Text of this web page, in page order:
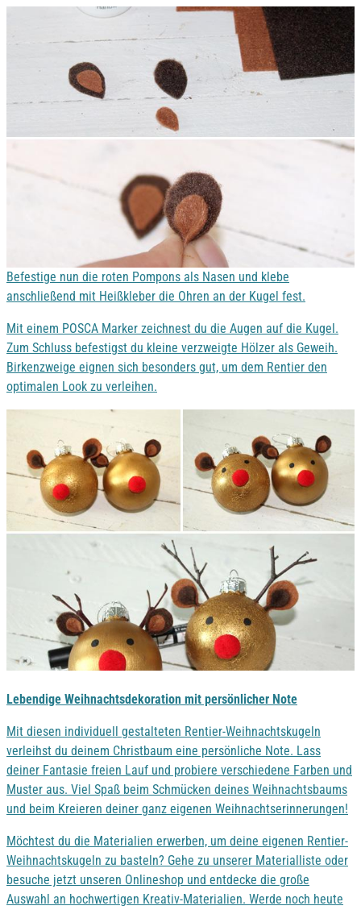
Befestige nun die roten Pompons als Nasen und klebe
anschließend mit Heißkleber die Ohren an der Kugel fest.
Mit einem POSCA Marker zeichnest du die Augen auf die Kugel.
Zum Schluss befestigst du kleine verzweigte Hölzer als Geweih.
Birkenzweige eignen sich besonders gut, um dem Rentier den
optimalen Look zu verleihen.
Lebendige Weihnachtsdekoration mit persönlicher Note
Mit diesen individuell gestalteten Rentier-Weihnachtskugeln
verleihst du deinem Christbaum eine persönliche Note. Lass
deiner Fantasie freien Lauf und probiere verschiedene Farben und
Muster aus. Viel Spaß beim Schmücken deines Weihnachtsbaums
und beim Kreieren deiner ganz eigenen Weihnachtserinnerungen!
Möchtest du die Materialien erwerben, um deine eigenen Rentier-
Weihnachtskugeln zu basteln? Gehe zu unserer Materialliste oder
besuche jetzt unseren Onlineshop und entdecke die große
Auswahl an hochwertigen Kreativ-Materialien. Werde noch heute